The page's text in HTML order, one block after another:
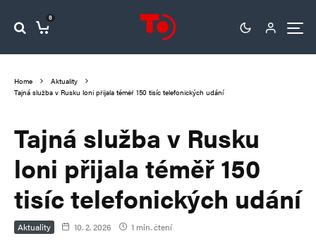
0
Home
Aktuality
Tajná služba v Rusku loni přijala téměř 150 tisíc telefonických udání
Tajná služba v Rusku
loni přijala téměř 150
tisíc telefonických udání
Aktuality 10. 2. 2026 1 min. čtení